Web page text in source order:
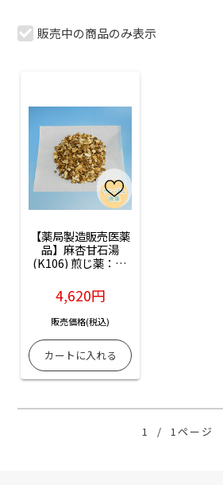
販売中の商品のみ表示
【薬局製造販売医薬
品】麻杏甘石湯
(K106) 煎じ薬：14
4,620円
販売価格(税込)
1 / 1ページ